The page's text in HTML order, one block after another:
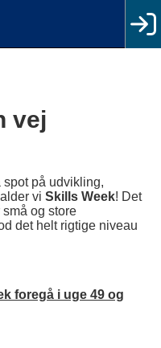
vej
på udvikling,
vi Skills Week! Det
og store
det helt rigtige niveau
foregå i uge 49 og